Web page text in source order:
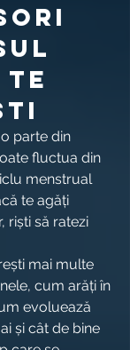
te
parte din
fluctua din
menstrual
te agăți
riști să ratezi
mai multe
cum arăți în
evoluează
și cât de bine